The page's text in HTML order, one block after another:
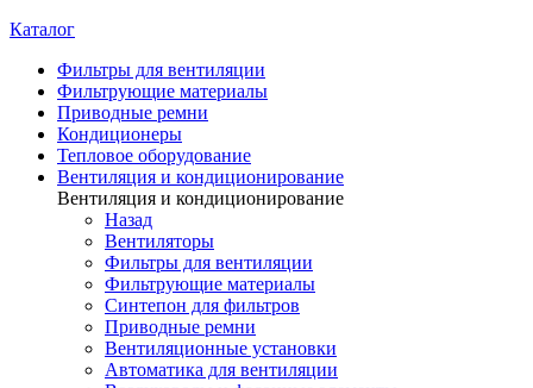
Каталог
Фильтры для вентиляции
Фильтрующие материалы
Приводные ремни
Кондиционеры
Тепловое оборудование
Вентиляция и кондиционирование
Вентиляция и кондиционирование
Назад
Вентиляторы
Фильтры для вентиляции
Фильтрующие материалы
Синтепон для фильтров
Приводные ремни
Вентиляционные установки
Автоматика для вентиляции